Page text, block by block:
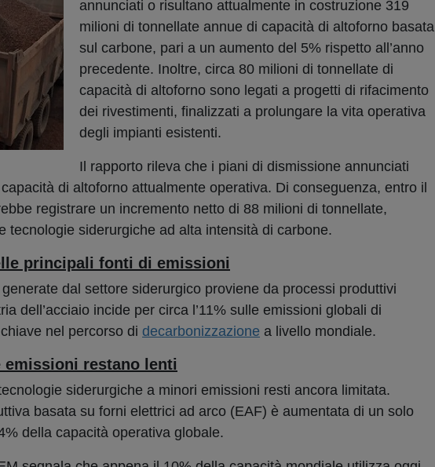
annunciati o risultano attualmente in costruzione 319
milioni di tonnellate annue di capacità di altoforno basata
sul carbone, pari a un aumento del 5% rispetto all’anno
precedente. Inoltre, circa 80 milioni di tonnellate di
capacità di altoforno sono legati a progetti di rifacimento
dei rivestimenti, finalizzati a prolungare la vita operativa
degli impianti esistenti.
Il rapporto rileva che i piani di dismissione annunciati
di altoforno attualmente operativa. Di conseguenza, entro il
registrare un incremento netto di 88 milioni di tonnellate,
tecnologie siderurgiche ad alta intensità di carbone.
principali fonti di emissioni
dal settore siderurgico proviene da processi produttivi
dell’acciaio incide per circa l’11% sulle emissioni globali di
nel percorso di decarbonizzazione a livello mondiale.
emissioni restano lenti
siderurgiche a minori emissioni resti ancora limitata.
basata su forni elettrici ad arco (EAF) è aumentata di un solo
della capacità operativa globale.